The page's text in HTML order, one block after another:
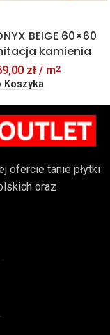
BEIGE 60×60
kamienia
zł / m2
Koszyka
ofercie tanie płytki
oraz